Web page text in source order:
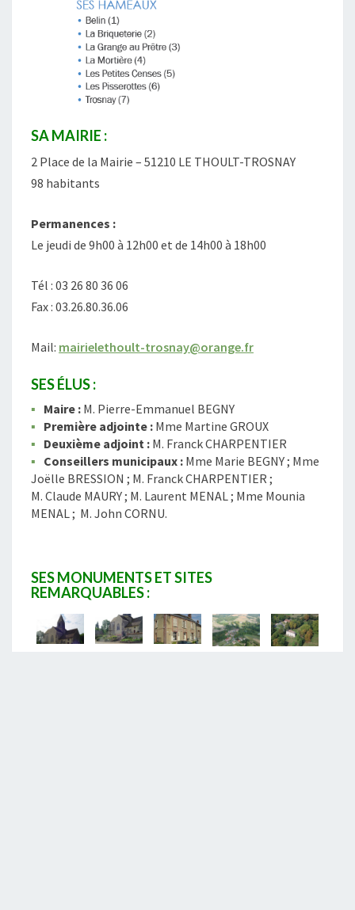
SA MAIRIE :
2 Place de la Mairie – 51210 LE THOULT-TROSNAY
98 habitants
Permanences :
Le jeudi de 9h00 à 12h00 et de 14h00 à 18h00
Tél : 03 26 80 36 06
Fax : 03.26.80.36.06
Mail: mairielethoult-trosnay@orange.fr
SES ÉLUS :
Maire : M. Pierre-Emmanuel BEGNY
Première adjointe : Mme Martine GROUX
Deuxième adjoint : M. Franck CHARPENTIER
Conseillers municipaux : Mme Marie BEGNY ; Mme
Joëlle BRESSION ; M. Franck CHARPENTIER ;
M. Claude MAURY ; M. Laurent MENAL ; Mme Mounia
MENAL ; M. John CORNU.
SES MONUMENTS ET SITES
REMARQUABLES :